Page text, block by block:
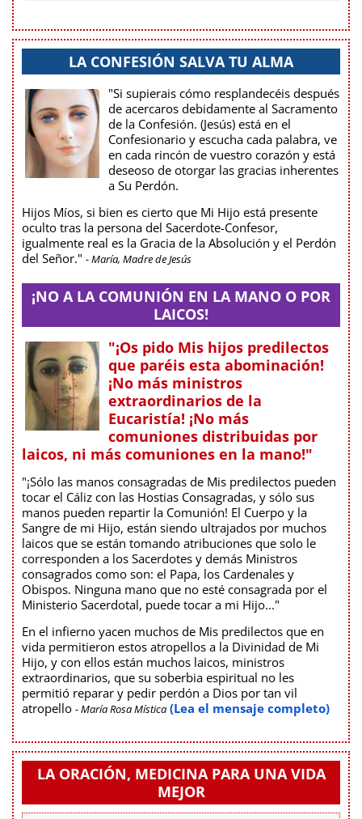
LA CONFESIÓN SALVA TU ALMA
"Si supierais cómo resplandecéis después
de acercaros debidamente al Sacramento
de la Confesión. (Jesús) está en el
Confesionario y escucha cada palabra, ve
en cada rincón de vuestro corazón y está
deseoso de otorgar las gracias inherentes
a Su Perdón.
Hijos Míos, si bien es cierto que Mi Hijo está presente
oculto tras la persona del Sacerdote-Confesor,
igualmente real es la Gracia de la Absolución y el Perdón
del Señor." - María, Madre de Jesús
¡NO A LA COMUNIÓN EN LA MANO O POR
LAICOS!
"¡Os pido Mis hijos predilectos
que paréis esta abominación!
¡No más ministros
extraordinarios de la
Eucaristía! ¡No más
comuniones distribuidas por
laicos, ni más comuniones en la mano!"
"¡Sólo las manos consagradas de Mis predilectos pueden
tocar el Cáliz con las Hostias Consagradas, y sólo sus
manos pueden repartir la Comunión! El Cuerpo y la
Sangre de mi Hijo, están siendo ultrajados por muchos
laicos que se están tomando atribuciones que solo le
corresponden a los Sacerdotes y demás Ministros
consagrados como son: el Papa, los Cardenales y
Obispos. Ninguna mano que no esté consagrada por el
Ministerio Sacerdotal, puede tocar a mi Hijo..."
En el infierno yacen muchos de Mis predilectos que en
vida permitieron estos atropellos a la Divinidad de Mi
Hijo, y con ellos están muchos laicos, ministros
extraordinarios, que su soberbia espiritual no les
permitió reparar y pedir perdón a Dios por tan vil
atropello - María Rosa Mística (Lea el mensaje completo)
LA ORACIÓN, MEDICINA PARA UNA VIDA
MEJOR